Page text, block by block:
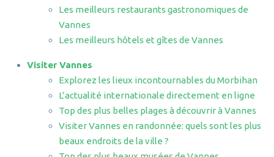
Les meilleurs restaurants gastronomiques de
Vannes
Les meilleurs hôtels et gîtes de Vannes
Visiter Vannes
Explorez les lieux incontournables du Morbihan
L’actualité internationale directement en ligne
Top des plus belles plages à découvrir à Vannes
Visiter Vannes en randonnée: quels sont les plus
beaux endroits de la ville ?